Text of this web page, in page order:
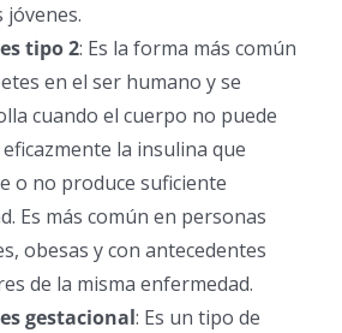
jóvenes.
tipo 2: Es la forma más común
en el ser humano y se
cuando el cuerpo no puede
la insulina que
o no produce suficiente
Es más común en personas
obesas y con antecedentes
de la misma enfermedad.
gestacional: Es un tipo de